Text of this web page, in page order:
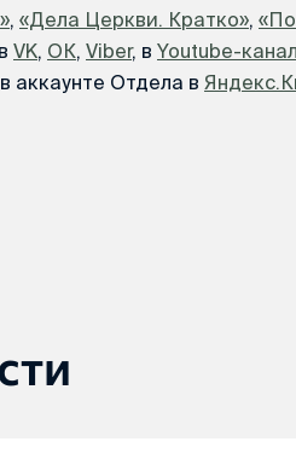
, «Дела Церкви. Кратко»,
VK, ОК, Viber, в Youtube-
аккаунте Отдела в